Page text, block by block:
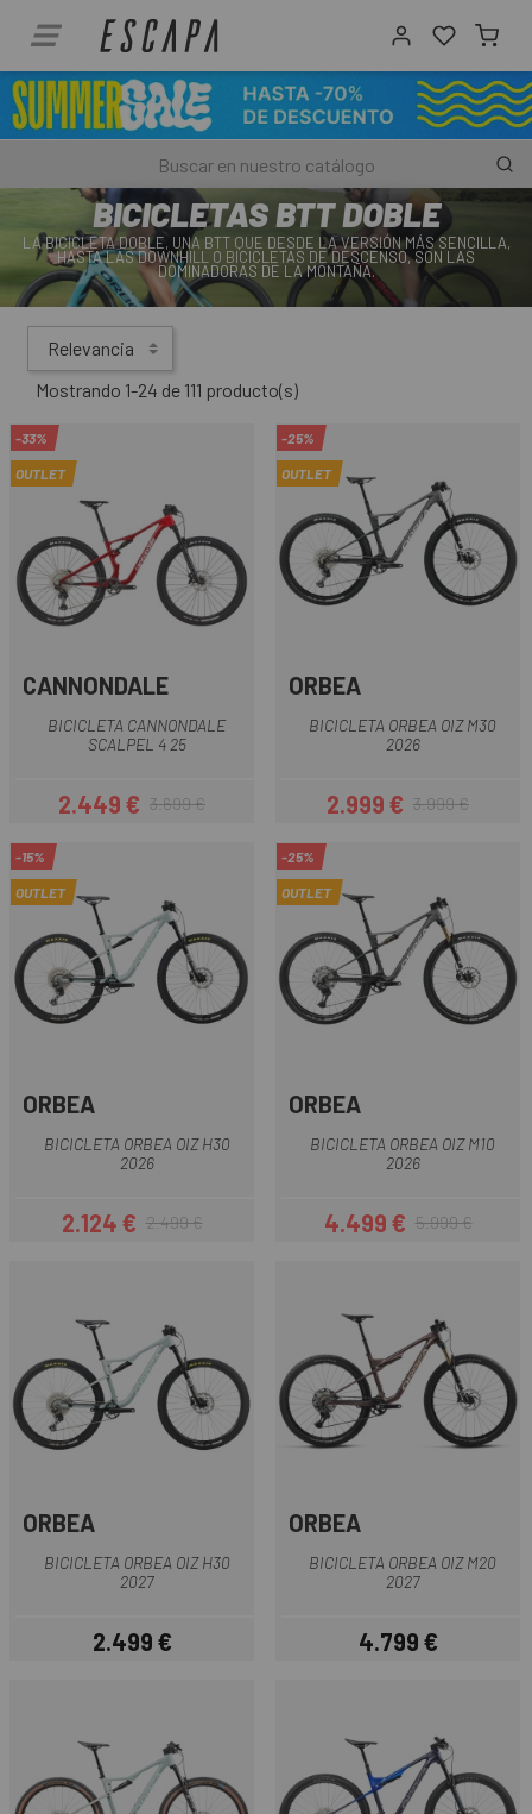
BICICLETAS BTT DOBLE
LA BICICLETA DOBLE, UNA BTT QUE DESDE LA VERSIÓN MÁS SENCILLA,
HASTA LAS DOWNHILL O BICICLETAS DE DESCENSO, SON LAS
DOMINADORAS DE LA MONTAÑA.
Relevancia
Mostrando 1-24 de 111 producto(s)
-33%
OUTLET
CANNONDALE
BICICLETA CANNONDALE
SCALPEL 4 25
Precio
2.449 €Precio regular
3.699 €
-25%
OUTLET
ORBEA
BICICLETA ORBEA OIZ M30
2026
Precio
2.999 €Precio regular
3.999 €
-15%
OUTLET
ORBEA
BICICLETA ORBEA OIZ H30
2026
Precio
2.124 €Precio regular
2.499 €
-25%
OUTLET
ORBEA
BICICLETA ORBEA OIZ M10
2026
Precio
4.499 €Precio regular
5.999 €
ORBEA
BICICLETA ORBEA OIZ H30
2027
Precio
2.499 €
ORBEA
BICICLETA ORBEA OIZ M20
2027
Precio
4.799 €